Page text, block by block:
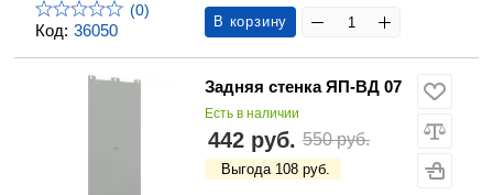
Код: 36050
(0)
В корзину
Задняя стенка ЯП-ВД 07
Есть в наличии
442 руб. 550 руб.
Выгода 108 руб.